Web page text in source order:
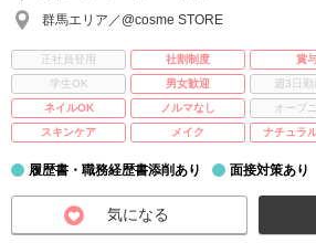
群馬エリア／@cosme STORE
正社員登用 社割制度 賞
学生OK
男女歓迎 週3日勤
ネイルOK
ノルマなし オープ
スキンケア
メイク ナチュラ
履歴書・職務経歴書添削あり 面接対策あり
気になる